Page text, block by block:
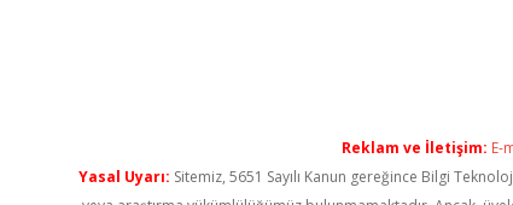
Reklam ve İletişim: E-
Yasal Uyarı: Sitemiz, 5651 Sayılı Kanun gereğince Bilgi